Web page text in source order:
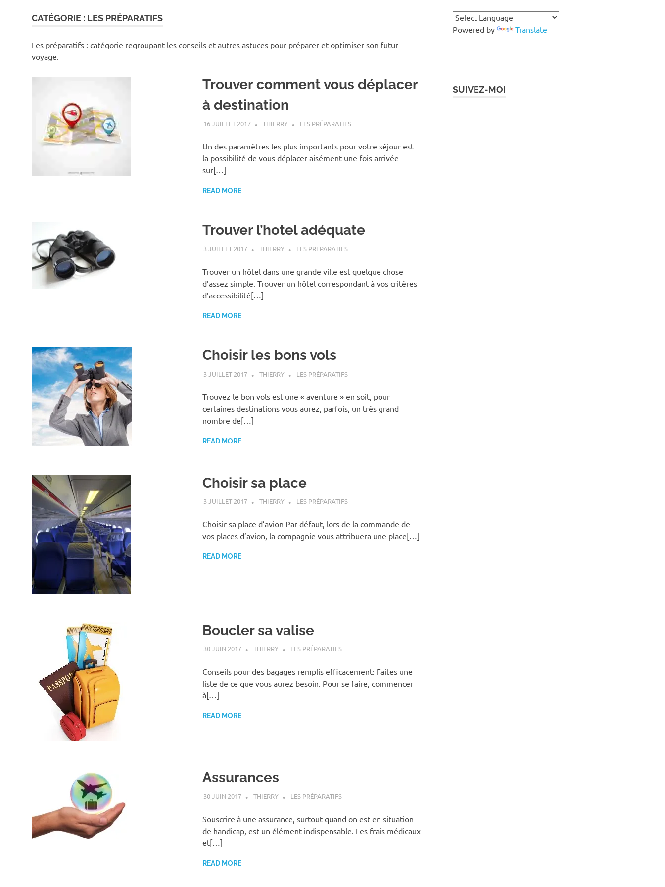
CATÉGORIE : LES PRÉPARATIFS
Les préparatifs : catégorie regroupant les conseils et autres astuces pour préparer et optimiser son futur
voyage.
Trouver comment vous déplacer
à destination
16 JUILLET 2017 THIERRY LES PRÉPARATIFS
Un des paramètres les plus importants pour votre séjour est
la possibilité de vous déplacer aisément une fois arrivée
sur[…]
READ MORE
Trouver l’hotel adéquate
3 JUILLET 2017 THIERRY LES PRÉPARATIFS
Trouver un hôtel dans une grande ville est quelque chose
d’assez simple. Trouver un hôtel correspondant à vos critères
d’accessibilité[…]
READ MORE
Choisir les bons vols
3 JUILLET 2017 THIERRY LES PRÉPARATIFS
Trouvez le bon vols est une « aventure » en soit, pour
certaines destinations vous aurez, parfois, un très grand
nombre de[…]
READ MORE
Choisir sa place
3 JUILLET 2017 THIERRY LES PRÉPARATIFS
Choisir sa place d’avion Par défaut, lors de la commande de
vos places d’avion, la compagnie vous attribuera une place[…]
READ MORE
Boucler sa valise
30 JUIN 2017 THIERRY LES PRÉPARATIFS
Conseils pour des bagages remplis efficacement: Faites une
liste de ce que vous aurez besoin. Pour se faire, commencer
à[…]
READ MORE
Assurances
30 JUIN 2017 THIERRY LES PRÉPARATIFS
Souscrire à une assurance, surtout quand on est en situation
de handicap, est un élément indispensable. Les frais médicaux
et[…]
READ MORE
Powered by Translate
SUIVEZ-MOI